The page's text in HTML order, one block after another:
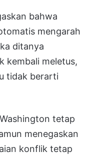
bahwa
mengarah
ditanya
kembali meletus,
tidak berarti
tetap
menegaskan
konflik tetap